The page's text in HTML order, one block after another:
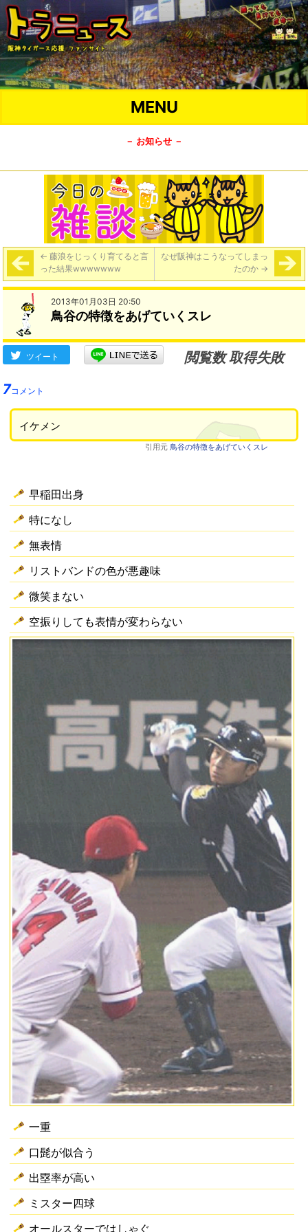
MENU
－ お知らせ －
← 藤浪をじっくり育てると言
った結果wwwwwww
なぜ阪神はこうなってしまっ
たのか →
2013年01月03日 20:50
鳥谷の特徴をあげていくスレ
ツイート
閲覧数 取得失敗
7コメント
イケメン
引用元 鳥谷の特徴をあげていくスレ
早稲田出身
特になし
無表情
リストバンドの色が悪趣味
微笑まない
空振りしても表情が変わらない
一重
口髭が似合う
出塁率が高い
ミスター四球
オールスターではしゃぐ